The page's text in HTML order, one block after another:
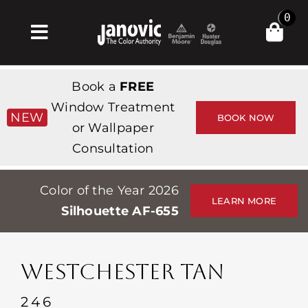
Toggle
Navigation
Products & Services
Κατάστημα
Professionals
Stores
Εκδηλώσεις
0
NEW
Book a FREE
Window Treatment
or Wallpaper
Consultation
BOOK NOW
Color of the Year 2026
Silhouette AF-655
LEARN MORE
WESTCHESTER TAN
246